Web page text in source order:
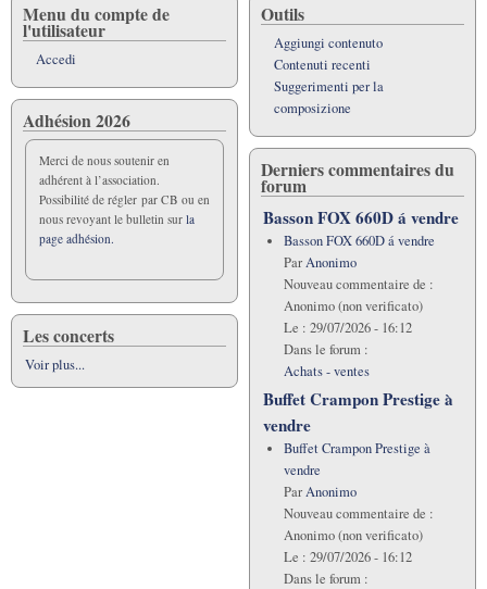
Menu du compte de
l'utilisateur
Accedi
Adhésion 2026
Merci de nous soutenir en
adhérent à l’association.
Possibilité de régler par CB ou en
nous revoyant le bulletin sur la
page adhésion.
Les concerts
Voir plus...
Outils
Aggiungi contenuto
Contenuti recenti
Suggerimenti per la
composizione
Derniers commentaires du
forum
Basson FOX 660D á vendre
Basson FOX 660D á vendre
ParAnonimo
Nouveau commentaire de :
Anonimo (non verificato)
Le : 29/07/2026 - 16:12
Dans le forum :
Achats - ventes
Buffet Crampon Prestige à
vendre
Buffet Crampon Prestige à
vendre
ParAnonimo
Nouveau commentaire de :
Anonimo (non verificato)
Le : 29/07/2026 - 16:12
Dans le forum :